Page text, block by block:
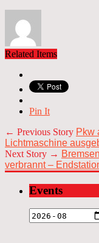
Related Items
Pin It
← Previous Story Pkw
Lichtmaschine
Next Story →
verbrannt –
Events